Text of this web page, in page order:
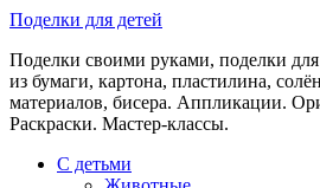
Skip
content
Поделки для детей
Поделки своими руками, поделки для
из бумаги, картона, пластилина,
материалов, бисера. Аппликации.
Раскраски. Мастер-классы.
С детьми